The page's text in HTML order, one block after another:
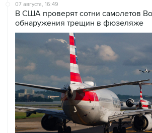
07 августа, 16:49
В США проверят сотни самолетов
обнаружения трещин в фюзеляже